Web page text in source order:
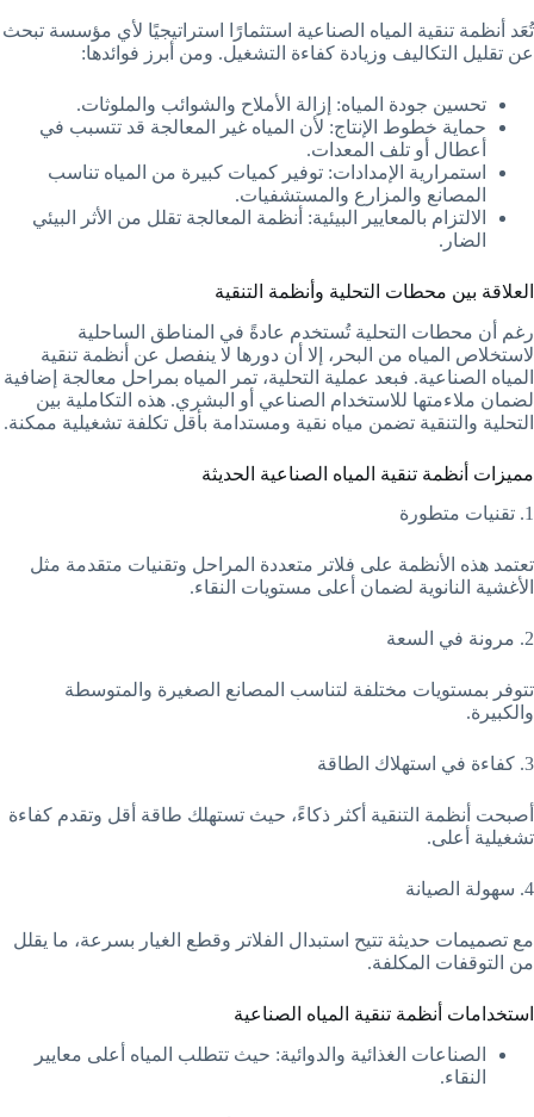
تُعَد أنظمة تنقية المياه الصناعية استثمارًا استراتيجيًا لأي مؤسسة تبحث
عن تقليل التكاليف وزيادة كفاءة التشغيل. ومن أبرز فوائدها:
تحسين جودة المياه: إزالة الأملاح والشوائب والملوثات.
حماية خطوط الإنتاج: لأن المياه غير المعالجة قد تتسبب في
أعطال أو تلف المعدات.
استمرارية الإمدادات: توفير كميات كبيرة من المياه تناسب
المصانع والمزارع والمستشفيات.
الالتزام بالمعايير البيئية: أنظمة المعالجة تقلل من الأثر البيئي
الضار.
العلاقة بين محطات التحلية وأنظمة التنقية
رغم أن محطات التحلية تُستخدم عادةً في المناطق الساحلية
لاستخلاص المياه من البحر، إلا أن دورها لا ينفصل عن أنظمة تنقية
المياه الصناعية. فبعد عملية التحلية، تمر المياه بمراحل معالجة إضافية
لضمان ملاءمتها للاستخدام الصناعي أو البشري. هذه التكاملية بين
التحلية والتنقية تضمن مياه نقية ومستدامة بأقل تكلفة تشغيلية ممكنة.
مميزات أنظمة تنقية المياه الصناعية الحديثة
1. تقنيات متطورة
تعتمد هذه الأنظمة على فلاتر متعددة المراحل وتقنيات متقدمة مثل
الأغشية النانوية لضمان أعلى مستويات النقاء.
2. مرونة في السعة
تتوفر بمستويات مختلفة لتناسب المصانع الصغيرة والمتوسطة
والكبيرة.
3. كفاءة في استهلاك الطاقة
أصبحت أنظمة التنقية أكثر ذكاءً، حيث تستهلك طاقة أقل وتقدم كفاءة
تشغيلية أعلى.
4. سهولة الصيانة
مع تصميمات حديثة تتيح استبدال الفلاتر وقطع الغيار بسرعة، ما يقلل
من التوقفات المكلفة.
استخدامات أنظمة تنقية المياه الصناعية
الصناعات الغذائية والدوائية: حيث تتطلب المياه أعلى معايير
النقاء.